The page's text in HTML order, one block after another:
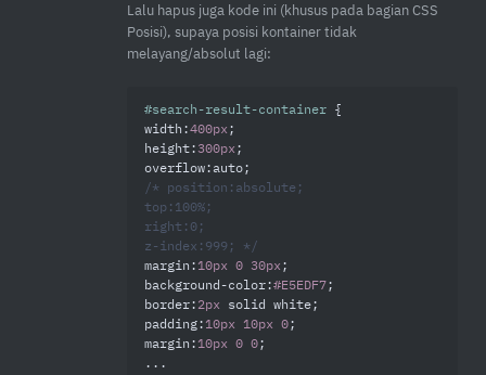
Lalu hapus juga kode ini (khusus pada bagian CSS
Posisi), supaya posisi kontainer tidak
melayang/absolut lagi:
#search-result-container
width :400px
height:300px
overflow
/* position:absolute;
top:100%;
right:0;
z-index:999; */
margin : 10px 0 30px
background-color:#E5EDF7
border: 2px
padding: 10px 10px 0
margin : 10px 0 0;